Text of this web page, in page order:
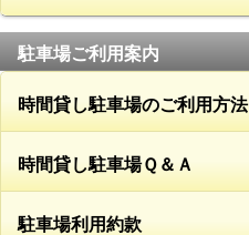
駐車場ご利用案内
時間貸し駐車場のご利用方法
時間貸し駐車場Ｑ＆Ａ
駐車場利用約款